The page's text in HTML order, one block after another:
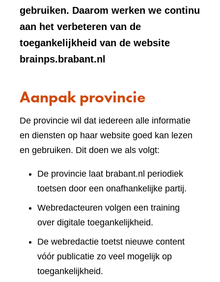
gebruiken. Daarom werken we continu
aan het verbeteren van de
toegankelijkheid van de website
brainps.brabant.nl
Aanpak provincie
De provincie wil dat iedereen alle informatie
en diensten op haar website goed kan lezen
en gebruiken. Dit doen we als volgt:
De provincie laat brabant.nl periodiek
toetsen door een onafhankelijke partij.
Webredacteuren volgen een training
over digitale toegankelijkheid.
De webredactie toetst nieuwe content
vóór publicatie zo veel mogelijk op
toegankelijkheid.